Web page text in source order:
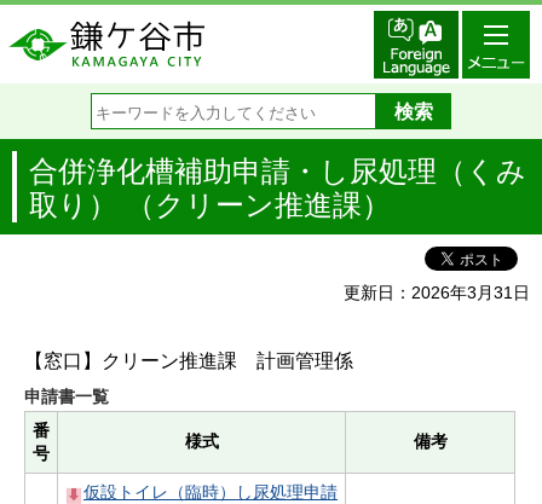
合併浄化槽補助申請・し尿処理（くみ
取り） （クリーン推進課）
更新日：2026年3月31日
【窓口】クリーン推進課 計画管理係
申請書一覧
番
号
様式 備考
仮設トイレ（臨時）し尿処理申請